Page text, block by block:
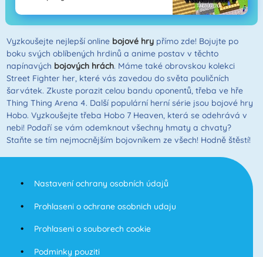
Vyzkoušejte nejlepší online bojové hrypřímo zde! Bojujte po
boku svých oblíbených hrdinů a anime postav v těchto
napínavých bojových hrách. Máme také obrovskou kolekci
Street Fighter her, které vás zavedou do světa pouličních
šarvátek. Zkuste porazit celou bandu oponentů, třeba ve hře
Thing Thing Arena 4. Další populární herní série jsou bojové hry
Hobo. Vyzkoušejte třeba Hobo 7 Heaven, která se odehrává v
nebi! Podaří se vám odemknout všechny hmaty a chvaty?
Staňte se tím nejmocnějším bojovníkem ze všech! Hodně štěstí!
Nastavení ochrany osobních údajů
Prohlaseni o ochrane osobnich udaju
Prohlaseni o souborech cookie
Podminky pouziti